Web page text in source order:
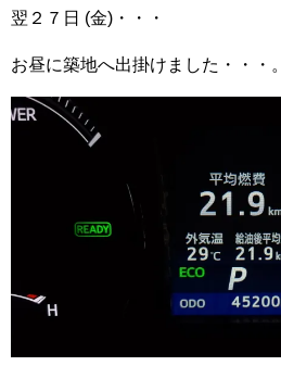
翌２７日 (金)・・・
お昼に築地へ出掛けました・・・。